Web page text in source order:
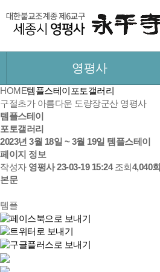
영평사
HOME템플스테이 포토갤러리
구절초가 아름다운 도량장군산 영평사
템플스테이
포토갤러리
2023년 3월 18일 ~ 3월 19일 템플스테이
페이지 정보
작성자 영평사 23-03-19 15:24조회 4,040회
본문
템플